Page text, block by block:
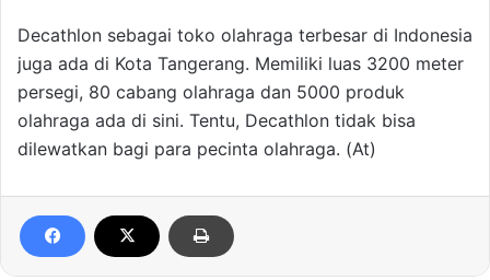
Decathlon sebagai toko olahraga terbesar di Indonesia
juga ada di Kota Tangerang. Memiliki luas 3200 meter
persegi, 80 cabang olahraga dan 5000 produk
olahraga ada di sini. Tentu, Decathlon tidak bisa
dilewatkan bagi para pecinta olahraga. (At)